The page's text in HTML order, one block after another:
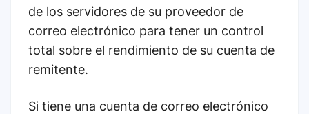
de los servidores de su proveedor de
correo electrónico para tener un control
total sobre el rendimiento de su cuenta de
remitente.
Si tiene una cuenta de correo electrónico